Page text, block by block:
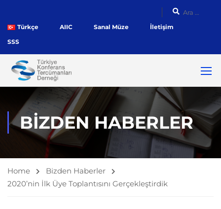
Türkçe AIIC Sanal Müze
İletişim
SSS
BIZDEN HABERLER
Home
Bizden Haberler
2020’nin İlk Üye Toplantısını Gerçekleştirdik